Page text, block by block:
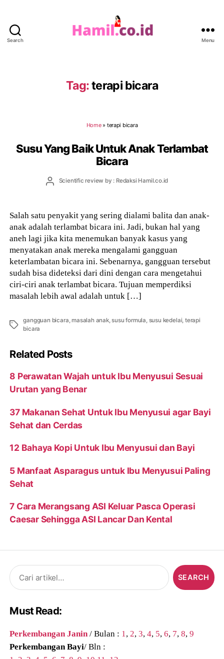
Search Menu
Tag:terapi bicara
Home» terapi bicara
Susu Yang Baik Untuk Anak Terlambat
Bicara
PostScientific review by : Redaksi Hamil.co.id
Salah satu penyakit yang sering dialami balita dan anak-
anak adalah terlambat bicara ini. Jadi, bukan hal yang
aneh lagi jika kita menemukan banyak kasus yang
menyatakan anak mereka mengalami gangguan
keterlambatan bicara ini. Sebenarnya, gangguan tersebut
sudah bisa dideteksi dari dini dengan cara mengetahui
ciri-ciri anak terlambat bicara. Tujuan memperdiksi
masalah lebih awal adalah untuk […]
Tags
gangguan bicara,masalah anak,susu formula, susu kedelai, terapi
bicara
Related Posts
8 Perawatan Wajah untuk Ibu Menyusui Sesuai
Urutan yang Benar
37 Makanan Sehat Untuk Ibu Menyusui agar Bayi
Sehat dan Cerdas
12 Bahaya Kopi Untuk Ibu Menyusui dan Bayi
5 Manfaat Asparagus untuk Ibu Menyusui Paling
Sehat
7 Cara Merangsang ASI Keluar Pasca Operasi
Caesar Sehingga ASI Lancar Dan Kental
Search
for:
Must Read:
Perkembangan Janin / Bulan : 1 , 2,3,4, 5,6, 7,8,9
Perkembangan Bayi/ Bln :